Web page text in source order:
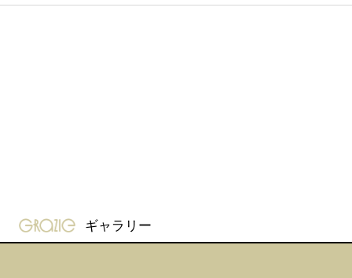
gravure-grazie
ギャラリー